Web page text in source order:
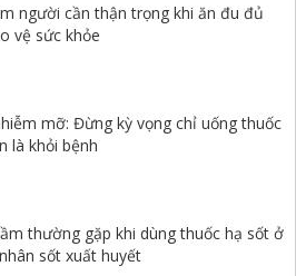
người cần thận trọng khi ăn đu đủ
vệ sức khỏe
mỡ: Đừng kỳ vọng chỉ uống thuốc
là khỏi bệnh
thường gặp khi dùng thuốc hạ sốt ở
sốt xuất huyết